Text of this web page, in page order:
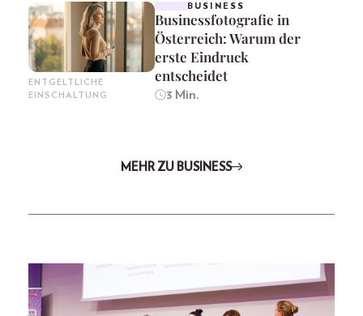
ENTGELTLICHE
EINSCHALTUNG
BUSINESS
Businessfotografie in
Österreich: Warum der
erste Eindruck
entscheidet
3 Min.
MEHR ZU BUSINESS